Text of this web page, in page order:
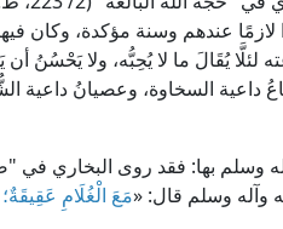
لازمًا عندهم وسنة مؤكدة، وكان
لئلَّا يُقَالَ ما لا يُحِبُّه، ولا يَحْسُنُ
داعية السخاوة، وعصيانُ داعية
وسلم بها: فقد روى البخاري
وآله وسلم قال: «مَعَ الْغُلَامِ